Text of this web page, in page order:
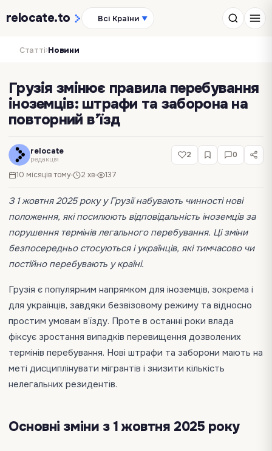
relocate.to Всі Країни ▼
Статті›Новини
Грузія змінює правила перебування
іноземців: штрафи та заборона на
повторний в’їзд
relocate
редакція
10 місяців тому 2 хв 137
2 0
З 1 жовтня 2025 року у Грузії набувають чинності нові
положення, які посилюють відповідальність іноземців за
порушення термінів легального перебування. Ці зміни
безпосередньо стосуються і українців, які тимчасово чи
постійно перебувають у країні.
Грузія є популярним напрямком для іноземців, зокрема і
для українців, завдяки безвізовому режиму та відносно
простим умовам в’їзду. Проте в останні роки влада
фіксує зростання випадків перевищення дозволених
термінів перебування. Нові штрафи та заборони мають на
меті дисциплінувати мігрантів і знизити кількість
нелегальних резидентів.
Основні зміни з 1 жовтня 2025 року